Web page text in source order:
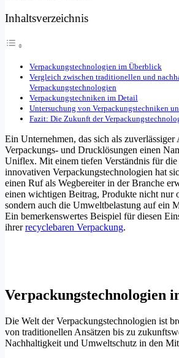
Inhaltsverzeichnis
Verpackungstechnologien im Überblick
Vergleich zwischen traditionellen und
Verpackungstechnologien
Verpackungstechniken im Detail
Untersuchung von Verpackungstechniken
Fazit: Die Zukunft der
Ein Unternehmen, das sich als zuverlässiger
Verpackungs- und Drucklösungen einen
Uniflex. Mit einem tiefen Verständnis für
innovativen Verpackungstechnologien hat
einen Ruf als Wegbereiter in der Branche
einen wichtigen Beitrag, Produkte nicht nur
sondern auch die Umweltbelastung auf ein
Ein bemerkenswertes Beispiel für diesen
ihrerrecyclebaren Verpackung.
Verpackungstechnologien
Die Welt der Verpackungstechnologien ist
von traditionellen Ansätzen bis zu
Nachhaltigkeit und Umweltschutz in den